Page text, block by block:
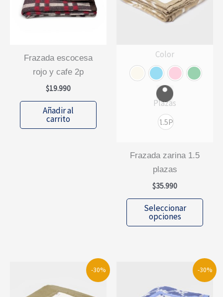
frazada escocesa
rojo y cafe 2p
$19.990
Añadir al
carrito
Color
Plazas
1.5P
frazada zarina 1.5
plazas
$35.990
Seleccionar
opciones
Este
tiene
Las
-30% -30%